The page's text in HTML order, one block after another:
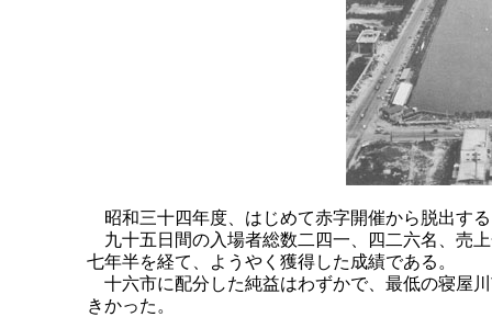
昭和三十四年度、はじめて赤字開催から脱出す
九十五日間の入場者総数二四一、四二六名、売
七年半を経て、ようやく獲得した成績である。
十六市に配分した純益はわずかで、最低の寝屋
きかった。